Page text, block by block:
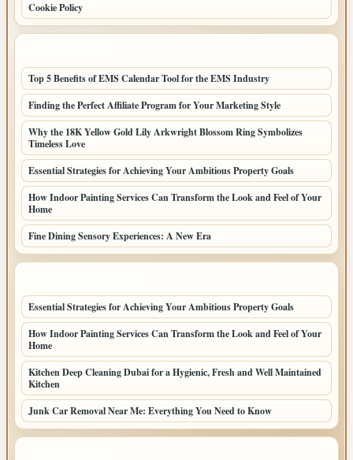
Cookie Policy
Top 5 Benefits of EMS Calendar Tool for the EMS Industry
Finding the Perfect Affiliate Program for Your Marketing Style
Why the 18K Yellow Gold Lily Arkwright Blossom Ring Symbolizes
Timeless Love
Essential Strategies for Achieving Your Ambitious Property Goals
How Indoor Painting Services Can Transform the Look and Feel of Your
Home
Fine Dining Sensory Experiences: A New Era
Essential Strategies for Achieving Your Ambitious Property Goals
How Indoor Painting Services Can Transform the Look and Feel of Your
Home
Kitchen Deep Cleaning Dubai for a Hygienic, Fresh and Well Maintained
Kitchen
Junk Car Removal Near Me: Everything You Need to Know